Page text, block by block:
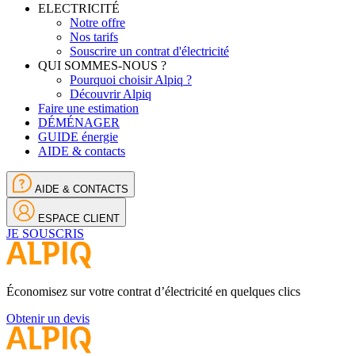
ELECTRICITÉ
Notre offre
Nos tarifs
Souscrire un contrat d'électricité
QUI SOMMES-NOUS ?
Pourquoi choisir Alpiq ?
Découvrir Alpiq
Faire une estimation
DÉMÉNAGER
GUIDE énergie
AIDE & contacts
AIDE & CONTACTS
ESPACE CLIENT
JE SOUSCRIS
Économisez sur votre contrat d’électricité en quelques clics
Obtenir un devis